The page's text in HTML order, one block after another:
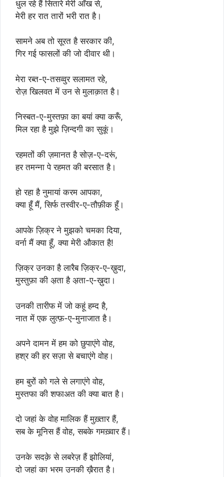
धुल रहे हैं सितारे मेरी आँख से,
मेरी हर रात तारों भरी रात है।
सामने अब तो सूरत है सरकार की,
गिर गई फासलों की जो दीवार थी।
मेरा रब्त-ए-तसव्वुर सलामत रहे,
रोज़ खिलवत में उन से मुलाक़ात है।
निस्बत-ए-मुस्तफ़ा का बयां क्या करूँ,
मिल रहा है मुझे ज़िन्दगी का सुकूं।
रहमतों की ज़मानत है सोज़-ए-दरूं,
हर तमन्ना पे रहमत की बरसात है।
हो रहा है नुमायां करम आपका,
क्या हूँ मैं, सिर्फ तस्वीर-ए-तौफ़ीक हूँ।
आपके ज़िक्र ने मुझको चमका दिया,
वर्ना मैं क्या हूँ, क्या मेरी औकात है!
ज़िक्र उनका है लारैब ज़िक्र-ए-ख़ुदा,
मुस्तुफ़ा की अ़ता है अ़ता-ए-ख़ुदा।
उनकी तारीफ में जो कहूं हम्द है,
नात में एक लुत्फ़-ए-मुनाजात है।
अपने दामन में हम को छुपाएंगे वोह,
हश्र की हर सज़ा से बचाएंगे वोह।
हम बुरों को गले से लगाएंगे वोह,
मुस्तफा की शफाअत की क्या बात है।
दो जहां के वोह मालिक हैं मुख़्तार हैं,
सब के मूनिस हैं वोह, सबके गमख़्वार हैं।
उनके सदक़े से लबरेज़ हैं झोलियां,
दो जहां का भरम उनकी ख़ैरात है।